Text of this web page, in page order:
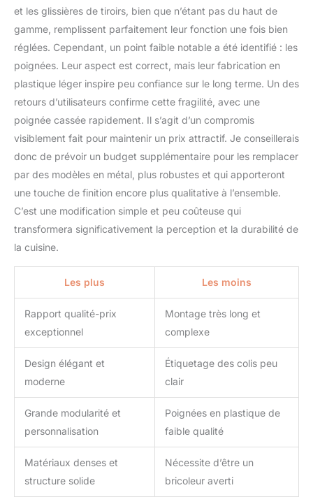
et les glissières de tiroirs, bien que n’étant pas du haut de
gamme, remplissent parfaitement leur fonction une fois bien
réglées. Cependant, un point faible notable a été identifié : les
poignées. Leur aspect est correct, mais leur fabrication en
plastique léger inspire peu confiance sur le long terme. Un des
retours d’utilisateurs confirme cette fragilité, avec une
poignée cassée rapidement. Il s’agit d’un compromis
visiblement fait pour maintenir un prix attractif. Je conseillerais
donc de prévoir un budget supplémentaire pour les remplacer
par des modèles en métal, plus robustes et qui apporteront
une touche de finition encore plus qualitative à l’ensemble.
C’est une modification simple et peu coûteuse qui
transformera significativement la perception et la durabilité de
la cuisine.
Les plus Les moins
Rapport qualité-prix
exceptionnel
Montage très long et
complexe
Design élégant et
moderne
Étiquetage des colis peu
clair
Grande modularité et
personnalisation
Poignées en plastique de
faible qualité
Matériaux denses et
structure solide
Nécessite d’être un
bricoleur averti